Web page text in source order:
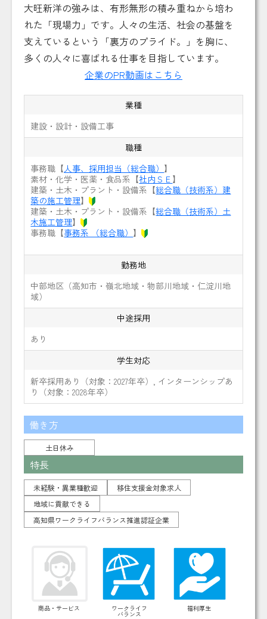
大旺新洋の強みは、有形無形の積み重ねから培わ
れた「現場力」です。人々の生活、社会の基盤を
支えているという「裏方のプライド。」を胸に、
多くの人々に喜ばれる仕事を目指しています。
企業のPR動画はこちら
業種
建設・設計・設備工事
職種
事務職【人事、採用担当（総合職） 】
素材・化学・医薬・食品系【社内ＳＥ 】
建築・土木・プラント・設備系【総合職（技術系）建
築の施工管理】
建築・土木・プラント・設備系【総合職（技術系）土
木施工管理】
事務職【事務系 （総合職） 】
勤務地
中部地区（高知市・嶺北地域・物部川地域・仁淀川地
域）
中途採用
あり
学生対応
新卒採用あり（対象：2027年卒）, インターンシップあ
り（対象：2028年卒）
働き方
土日休み
特長
未経験・異業種歓迎
移住支援金対象求人
地域に貢献できる
高知県ワークライフバランス推進認証企業
商品・サービス ワークライフ
バランス
福利厚生